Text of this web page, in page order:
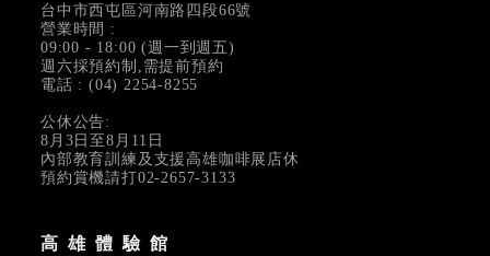
台中市西屯區河南路四段66號
營業時間 :
09:00 - 18:00 (週一到週五)
週六採預約制,需提前預約
電話 : (04) 2254-8255
公休公告:
8月3日至8月11日
內部教育訓練及支援高雄咖啡展店休
預約賞機請打02-2657-3133
高雄體驗館